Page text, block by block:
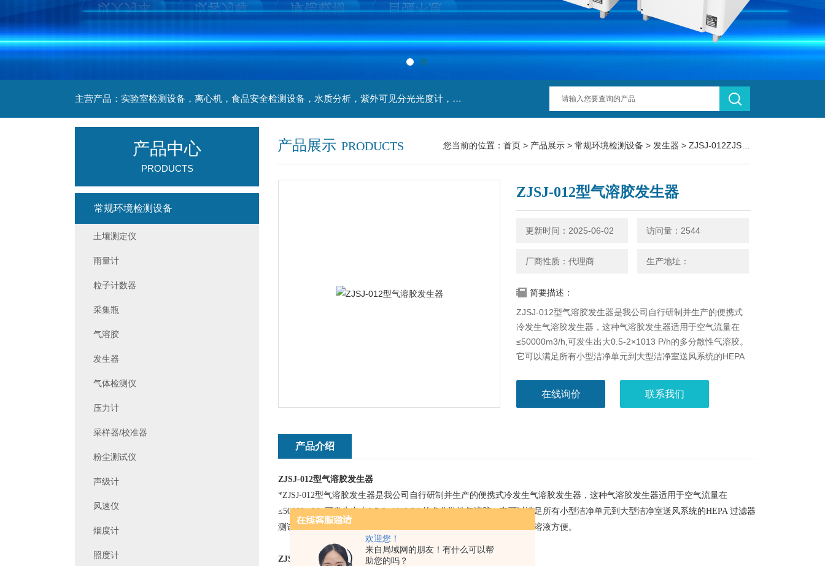
欢迎您！
来自局域网的朋友！有什么可以帮
助您的吗？
主营产品：实验室检测设备，离心机，食品安全检测设备，水质分析，紫外可见分光光度计，液氮罐，万分之一天平，离心机生物实验室工程，移液器
产品展示 PRODUCTS 您当前的位置： 首页 > 产品展示 > 常规环境检测设备 > 发生器 > ZJSJ-012ZJSJ-012型气溶胶发生器
ZJSJ-012型气溶胶发生器
更新时间：2025-06-02 访问量：2544
厂商性质：代理商 生产地址：
简要描述：
ZJSJ-012型气溶胶发生器是我公司自行研制并生产的便携式
冷发生气溶胶发生器，这种气溶胶发生器适用于空气流量在
≤50000m3/h,可发生出大0.5-2×1013 P/h的多分散性气溶胶。
它可以满足所有小型洁净单元到大型洁净室送风系统的HEPA
在线询价 联系我们
产品介绍
ZJSJ-012型气溶胶发生器
*ZJSJ-012型气溶胶发生器是我公司自行研制并生产的便携式冷发生气溶胶发生器，这种气溶胶发生器适用于空气流量在
≤50000m3/h,可发生出大0.5-2×1013 P/h的多分散性气溶胶。它可以满足所有小型洁净单元到大型洁净室送风系统的HEPA 过滤器
测试的要求。ZJSJ-012产生出一种连续，稳定的气溶胶粒子，并加注溶液方便。
注：需要客户自行配置压缩气泵或气源。
ZJSJ-012
型气溶胶发生器技术参数：
产品中心
PRODUCTS
常规环境检测设备
土壤测定仪
雨量计
粒子计数器
采集瓶
气溶胶
发生器
气体检测仪
压力计
采样器/校准器
粉尘测试仪
声级计
风速仪
烟度计
照度计